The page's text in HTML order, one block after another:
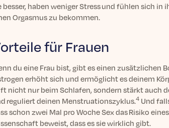
besser, haben weniger Stress und fühlen sich in
Orgasmus zu bekommen.
für Frauen
du eine Frau bist, gibt es einen zusätzlichen
erhöht sich und ermöglicht es deinem
nicht nur beim Schlafen, sondern stärkt auch
reguliert deinen Menstruationszyklus.4 Und
schon zwei Mal pro Woche Sex das Risiko
beweist, dass es sie wirklich gibt.